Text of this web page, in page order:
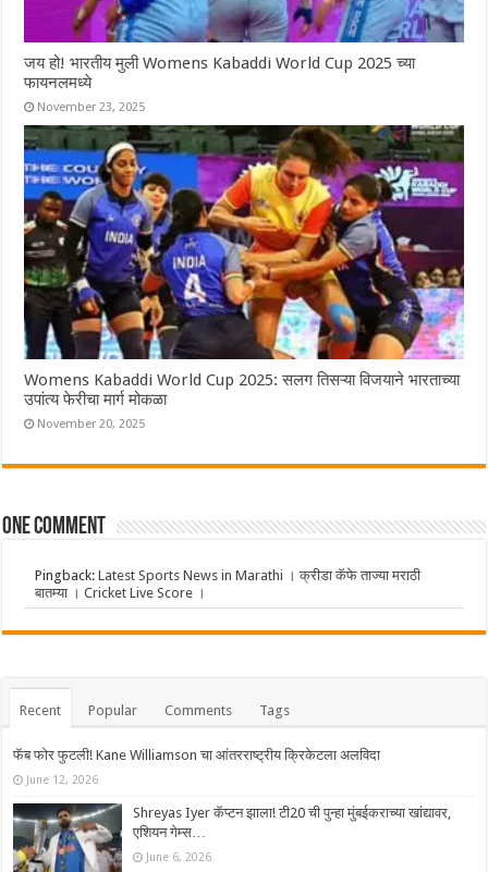
जय हो! भारतीय मुली Womens Kabaddi World Cup 2025 च्या
फायनलमध्ये
November 23, 2025
Womens Kabaddi World Cup 2025: सलग तिसऱ्या विजयाने भारताच्या
उपांत्य फेरीचा मार्ग मोकळा
November 20, 2025
One comment
Pingback:Latest Sports News in Marathi । क्रीडा कॅफे ताज्या मराठी
बातम्या । Cricket Live Score ।
Recent Popular Comments Tags
फॅब फोर फुटली! Kane Williamson चा आंतरराष्ट्रीय क्रिकेटला अलविदा
June 12, 2026
Shreyas Iyer कॅप्टन झाला! टी20 ची पुन्हा मुंबईकराच्या खांद्यावर,
एशियन गेम्स…
June 6, 2026